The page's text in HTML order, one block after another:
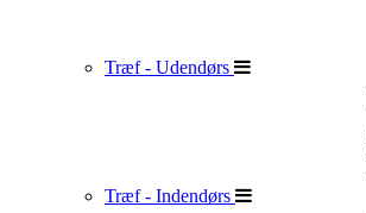
Træf - Udendørs
Træf - Indendørs